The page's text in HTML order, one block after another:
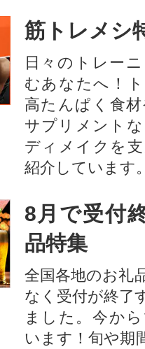
筋トレメシ
日々のトレー
むあなたへ！
高たんぱく食
サプリメント
ディメイクを
紹介しています
8月で受付
品特集
全国各地のお礼
なく受付が終了
ました。今か
います！旬や期